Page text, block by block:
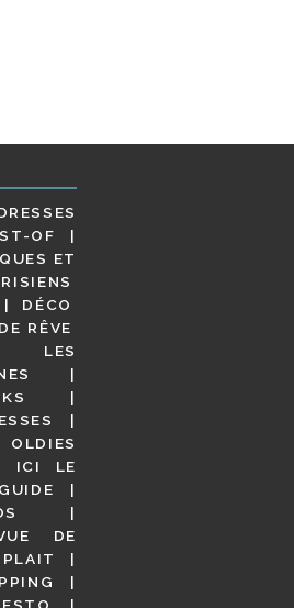
OF
ET
DÉCO
RÊVE
LES
OLDIES
ICI LE
DE